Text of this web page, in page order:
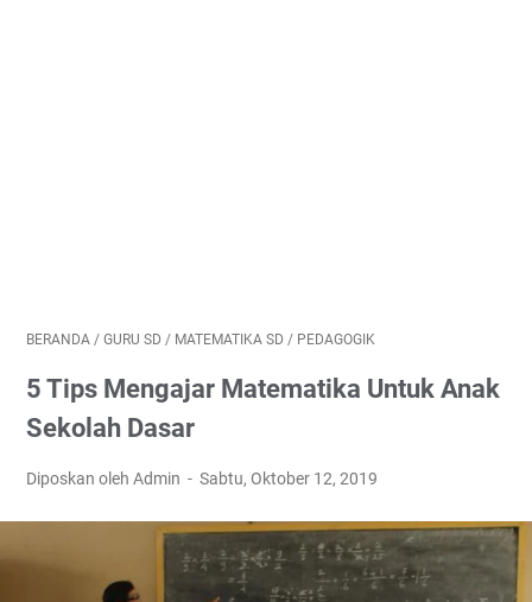
BERANDA / GURU SD / MATEMATIKA SD / PEDAGOGIK
5 Tips Mengajar Matematika Untuk Anak
Sekolah Dasar
Diposkan oleh Admin Sabtu, Oktober 12, 2019